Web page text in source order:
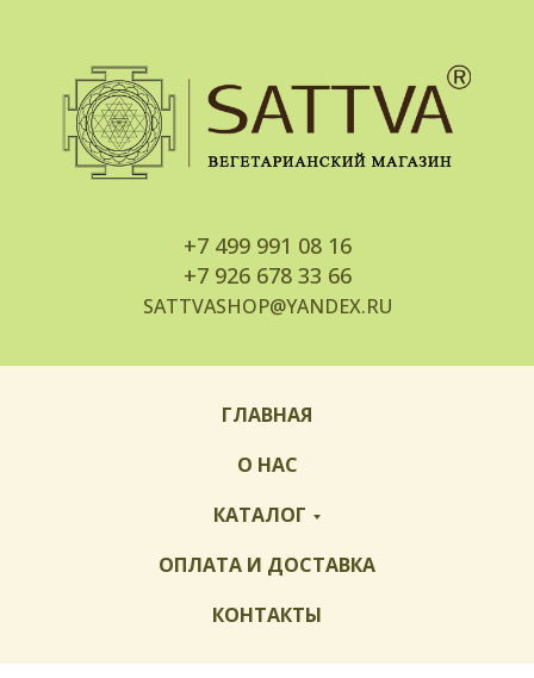
+7 499 991 08 16
+7 926 678 33 66
SATTVASHOP@YANDEX.RU
ГЛАВНАЯ
О НАС
КАТАЛОГ
ОПЛАТА И ДОСТАВКА
КОНТАКТЫ